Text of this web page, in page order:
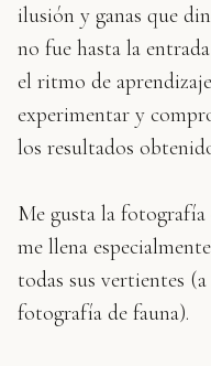
ilusión y ganas que
no fue hasta la
el ritmo de
experimentar y
los resultados
Me gusta la fotografía
me llena
todas sus vertientes
fotografía de fauna).